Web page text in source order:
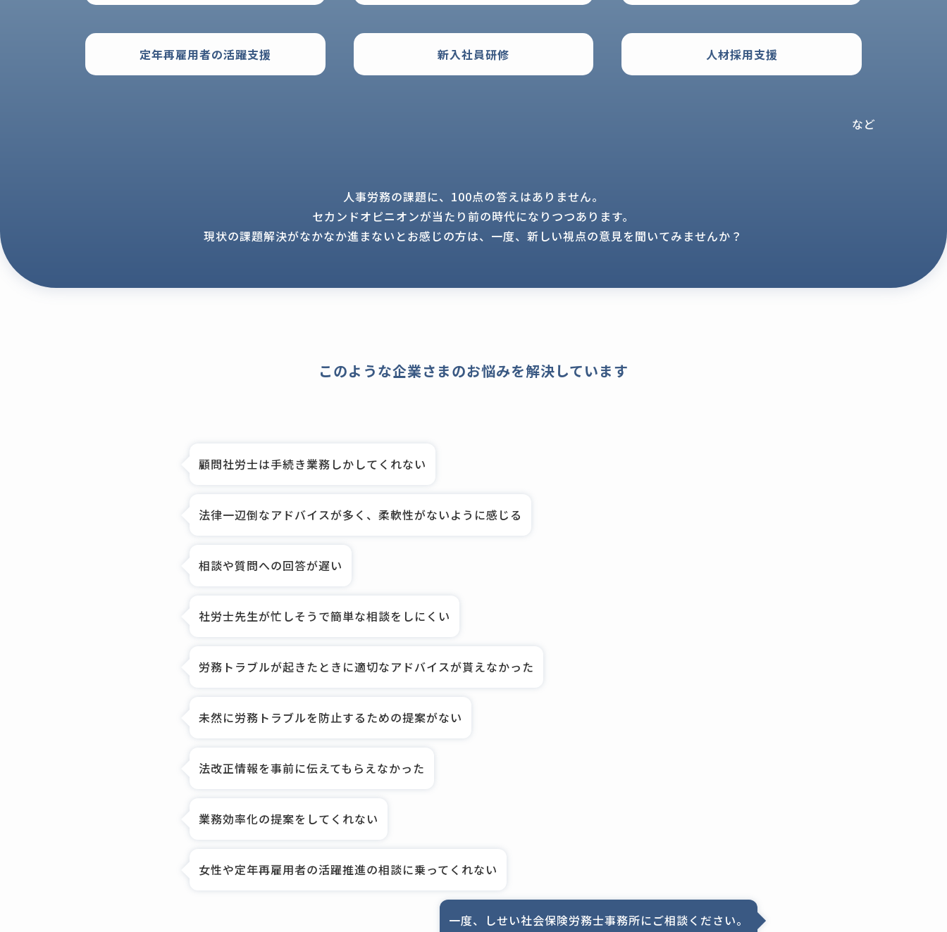
定年再雇用者の活躍支援 新入社員研修 人材採用支援
など
人事労務の課題に、100点の答えはありません。
セカンドオピニオンが当たり前の時代になりつつあります。
現状の課題解決がなかなか進まないとお感じの方は、 一度、新しい視点の意見を聞いてみませんか？
このような企業さまのお悩みを解決しています
顧問社労士は手続き業務しかしてくれない
法律一辺倒なアドバイスが多く、柔軟性がないように感じる
相談や質問への回答が遅い
社労士先生が忙しそうで簡単な相談をしにくい
労務トラブルが起きたときに適切なアドバイスが貰えなかった
未然に労務トラブルを防止するための提案がない
法改正情報を事前に伝えてもらえなかった
業務効率化の提案をしてくれない
女性や定年再雇用者の活躍推進の相談に乗ってくれない
一度、しせい社会保険労務士事務所にご相談ください。